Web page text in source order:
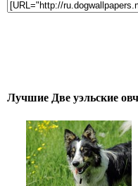
Лучшие Две уэльские